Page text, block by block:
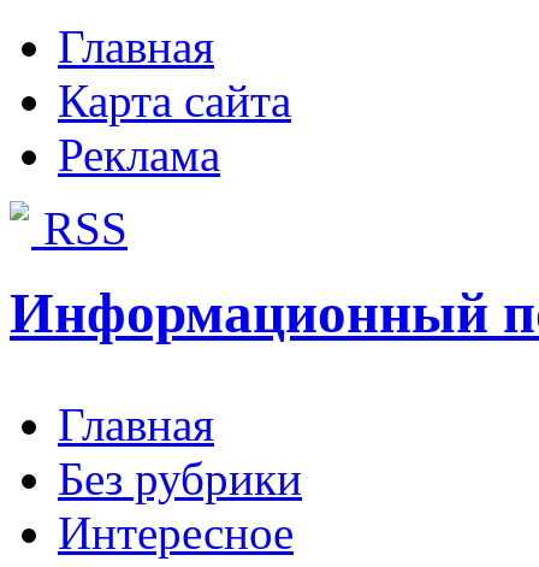
Главная
Карта сайта
Реклама
RSS
Информационный
Главная
Без рубрики
Интересное